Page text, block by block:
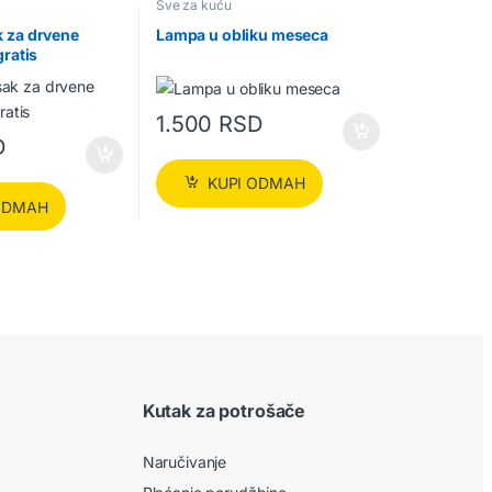
za drvene
Sve za kuću
Lampa u obliku meseca
1.500 RSD
KUPI ODMAH
Kutak za potrošače
Naručivanje